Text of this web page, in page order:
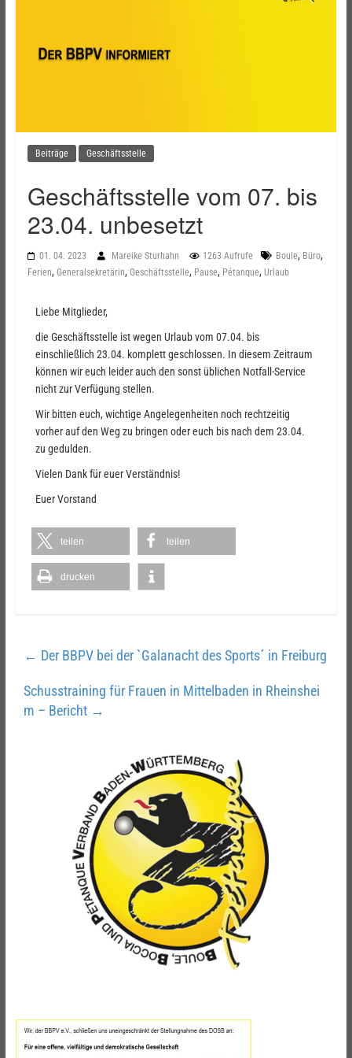
Beiträge Geschäftsstelle
Geschäftsstelle vom 07. bis
23.04. unbesetzt
01. 04. 2023 Mareike Sturhahn 1263 Aufrufe Boule, Büro,
Ferien, Generalsekretärin, Geschäftsstelle, Pause, Pétanque, Urlaub
Liebe Mitglieder,
die Geschäftsstelle ist wegen Urlaub vom 07.04. bis
einschließlich 23.04. komplett geschlossen. In diesem Zeitraum
können wir euch leider auch den sonst üblichen Notfall-Service
nicht zur Verfügung stellen.
Wir bitten euch, wichtige Angelegenheiten noch rechtzeitig
vorher auf den Weg zu bringen oder euch bis nach dem 23.04.
zu gedulden.
Vielen Dank für euer Verständnis!
Euer Vorstand
teilen teilen
drucken
← Der BBPV bei der `Galanacht des Sports´ in Freiburg
Schusstraining für Frauen in Mittelbaden in Rheinshei
m – Bericht →